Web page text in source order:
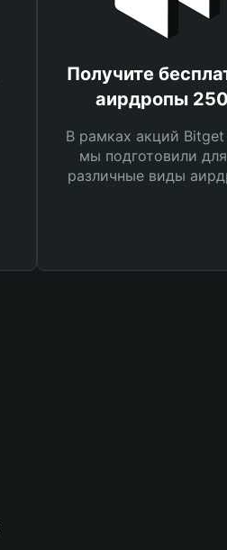
Получите
аирдропы
В рамках акций Bitget
мы подготовили
различные виды